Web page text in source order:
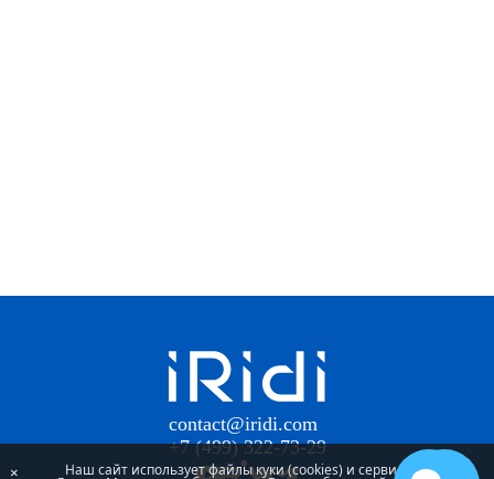
contact@iridi.com
+7 (499) 322-73-29
× Наш сайт использует файлы куки (cookies) и сервис